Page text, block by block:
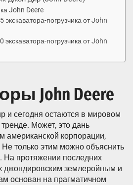
John Deere
экскаватора-погрузчика от John
экскаватора-погрузчика от John
John Deere
и сегодня остаются в мировом
Может, это дань
американской корпорации,
только этим можно объяснить
протяжении последних
джондировским землеройным и
основан на прагматичном